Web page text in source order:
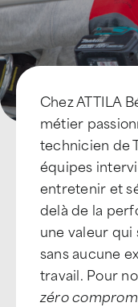
Chez ATTILA
métier
technicien de
équipes
entretenir et
delà de la
une valeur qui
sans aucune
travail. Pour
zéro